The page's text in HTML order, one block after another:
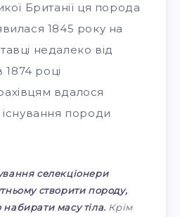
Британії ця порода
1845 року на
недалеко від
1874 році
вдалося
існування породи
селекціонери
створити породу,
масу тіла. Крім